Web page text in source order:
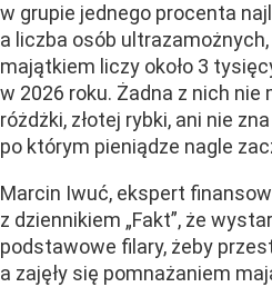
w grupie jednego procenta
a liczba osób
majątkiem liczy około 3
w 2026 roku. Żadna z nich nie
różdżki, złotej rybki, ani nie
po którym pieniądze nagle
Marcin Iwuć, ekspert
z dziennikiem „Fakt”, że
podstawowe filary, żeby
a zajęły się pomnażaniem